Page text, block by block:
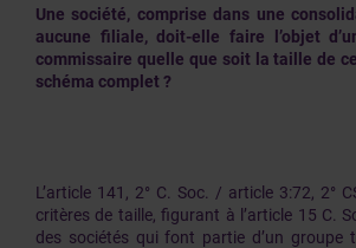
Une société, comprise dans une
aucune filiale, doit-elle faire l’objet
commissaire quelle que soit la taille de
schéma complet ?
L’article 141, 2° C. Soc. / article 3:72, 2°
critères de taille, figurant à l’article 15 C.
des sociétés qui font partie d’un groupe